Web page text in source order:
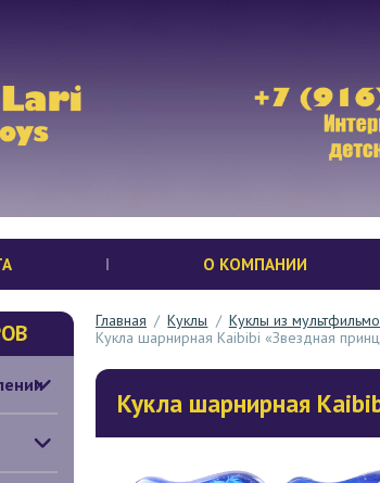
О КОМПАНИИ
Главная / Куклы / Куклы из
Кукла шарнирная Kaibibi «Звездная
Кукла шарнирная